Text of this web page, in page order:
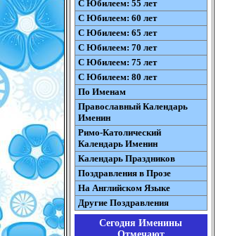
С Юбилеем: 55 лет
С Юбилеем: 60 лет
С Юбилеем: 65 лет
С Юбилеем: 70 лет
С Юбилеем: 75 лет
С Юбилеем: 80 лет
По Именам
Православный Календарь
Именин
Римо-Католический
Календарь Именин
Календарь Праздников
Поздравления в Прозе
На Английском Языке
Другие Поздравления
Сегодня Именины